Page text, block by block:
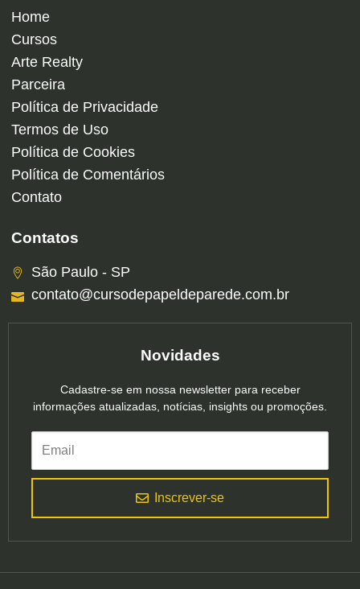
Home
Cursos
Arte Realty
Parceira
Política de Privacidade
Termos de Uso
Política de Cookies
Política de Comentários
Contato
Contatos
São Paulo - SP
contato@cursodepapeldeparede.com.br
Novidades
Cadastre-se em nossa newsletter para receber
informações atualizadas, notícias, insights ou promoções.
Inscrever-se